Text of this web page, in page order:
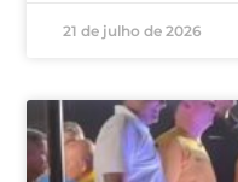
21 de julho de 2026